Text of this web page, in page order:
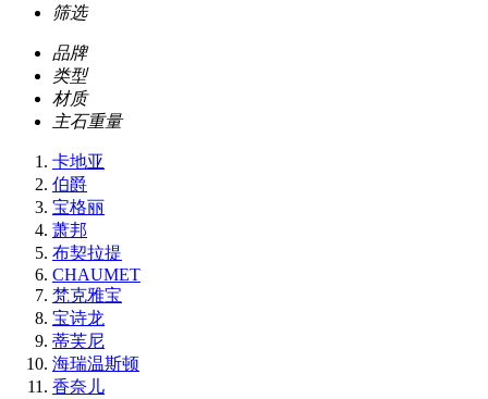
筛选
品牌
类型
材质
主石重量
卡地亚
伯爵
宝格丽
萧邦
布契拉提
CHAUMET
梵克雅宝
宝诗龙
蒂芙尼
海瑞温斯顿
香奈儿